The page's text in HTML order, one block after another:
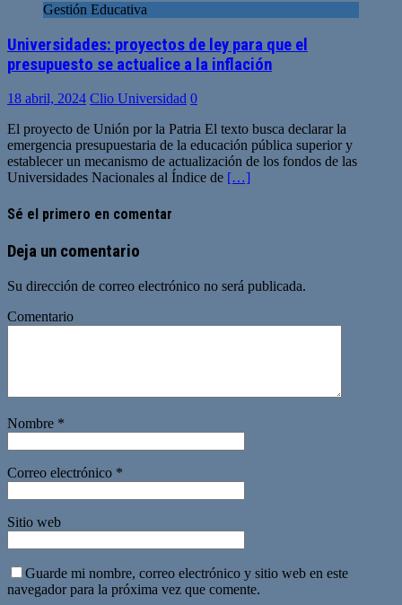
Gestión Educativa
Universidades: proyectos de ley para que el
presupuesto se actualice a la inflación
18 abril, 2024 Clio Universidad 0
El proyecto de Unión por la Patria El texto busca declarar la
emergencia presupuestaria de la educación pública superior y
establecer un mecanismo de actualización de los fondos de las
Universidades Nacionales al Índice de […]
Sé el primero en comentar
Deja un comentario
Su dirección de correo electrónico no será publicada.
Comentario
Nombre *
Correo electrónico *
Sitio web
Guarde mi nombre, correo electrónico y sitio web en este
navegador para la próxima vez que comente.